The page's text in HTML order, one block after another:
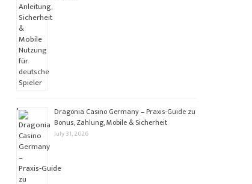
Dragonia Casino Germany – Praxis‑Guide zu
Bonus, Zahlung, Mobile & Sicherheit
July 31, 2026